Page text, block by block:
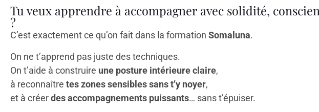
Tu veux apprendre à accompagner avec solidité,
?
C’est exactement ce qu’on fait dans la formation Somaluna.
On ne t’apprend pas juste des techniques.
On t’aide à construire une posture intérieure claire,
à reconnaître tes zones sensibles sans t’y noyer,
et à créerdes accompagnements puissants… sans t’épuiser.